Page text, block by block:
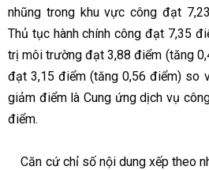
nhũng trong khu vực công đạt
Thủ tục hành chính công đạt 7,35
trị môi trường đạt 3,88 điểm (tăng
đạt 3,15 điểm (tăng 0,56 điểm) so
giảm điểm là Cung ứng dịch vụ
điểm.
Căn cứ chỉ số nội dung xếp theo